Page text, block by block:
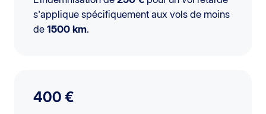
s'applique spécifiquement aux vols de moins
de 1500 km.
400 €